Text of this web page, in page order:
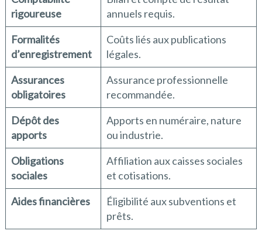
rigoureuse
annuels requis.
Formalités
d’enregistrement
Coûts liés aux publications
légales.
Assurances
obligatoires
Assurance professionnelle
recommandée.
Dépôt des
apports
Apports en numéraire, nature
ou industrie.
Obligations
sociales
Affiliation aux caisses sociales
et cotisations.
Aides financières
Éligibilité aux subventions et
prêts.